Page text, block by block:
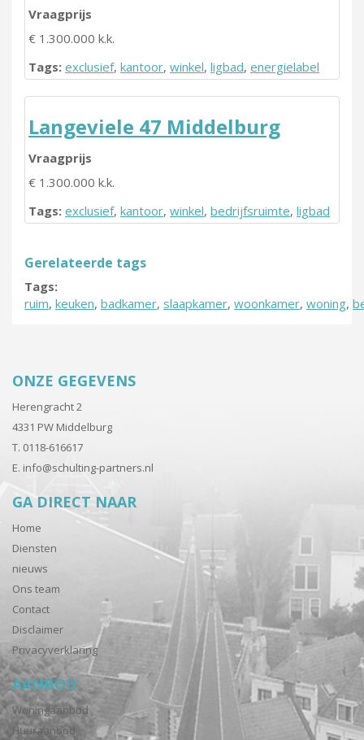
Vraagprijs
€ 1.300.000 k.k.
Tags: exclusief, kantoor, winkel, ligbad, energielabel
Langeviele 47 Middelburg
Vraagprijs
€ 1.300.000 k.k.
Tags: exclusief, kantoor, winkel, bedrijfsruimte, ligbad
Gerelateerde tags
Tags:
ruim, keuken, badkamer, slaapkamer, woonkamer, woning,
ONZE GEGEVENS
Herengracht 2
4331 PW Middelburg
T. 0118-616617
E. info@schulting-partners.nl
GA DIRECT NAAR
Home
Diensten
nieuws
Ons team
Contact
Disclaimer
Privacyverklaring
AANBOD
Woningaanbod
Huuraanbod